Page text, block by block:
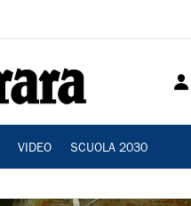
VIDEO SCUOLA 2030